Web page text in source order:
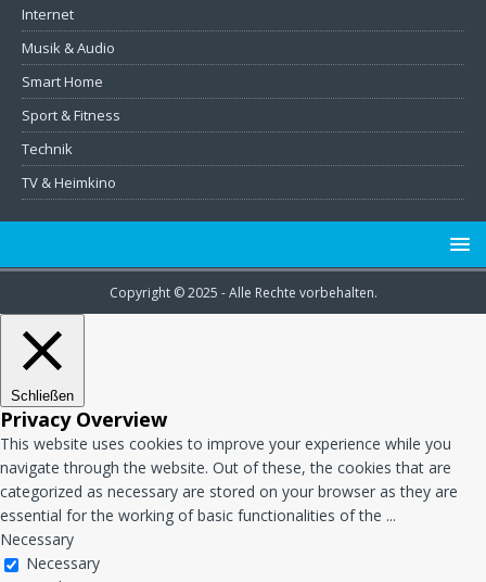
Internet
Musik & Audio
Smart Home
Sport & Fitness
Technik
TV & Heimkino
Copyright © 2025 - Alle Rechte vorbehalten.
Schließen
Privacy Overview
This website uses cookies to improve your experience while you
navigate through the website. Out of these, the cookies that are
categorized as necessary are stored on your browser as they are
essential for the working of basic functionalities of the ...
Necessary
Necessary